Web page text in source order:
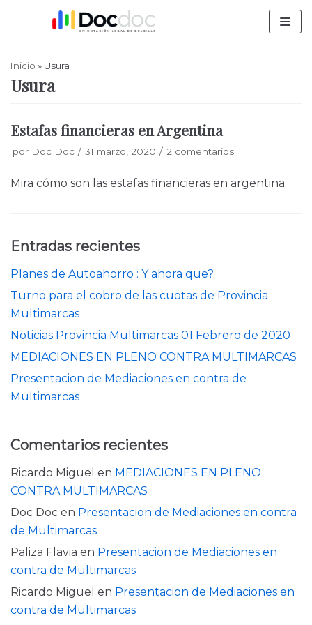
Inicio » Usura
Usura
Estafas financieras en Argentina
por Doc Doc 31 marzo, 2020 2 comentarios
Mira cómo son las estafas financieras en argentina.
Entradas recientes
Planes de Autoahorro : Y ahora que?
Turno para el cobro de las cuotas de Provincia
Multimarcas
Noticias Provincia Multimarcas 01 Febrero de 2020
MEDIACIONES EN PLENO CONTRA MULTIMARCAS
Presentacion de Mediaciones en contra de
Multimarcas
Comentarios recientes
Ricardo Miguel en MEDIACIONES EN PLENO
CONTRA MULTIMARCAS
Doc Doc en Presentacion de Mediaciones en contra
de Multimarcas
Paliza Flavia en Presentacion de Mediaciones en
contra de Multimarcas
Ricardo Miguel en Presentacion de Mediaciones en
contra de Multimarcas